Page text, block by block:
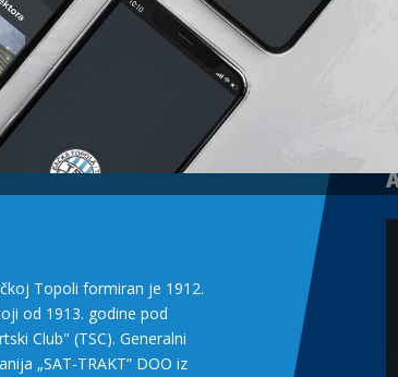
Topoli formiran je 1912.
od 1913. godine pod
Club" (TSC). Generalni
„SAT-TRAKT” DOO iz